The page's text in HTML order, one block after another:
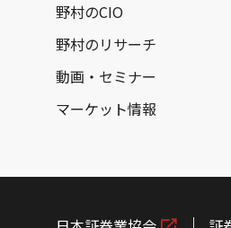
野村のCIO
野村のリサーチ
動画・セミナー
マーケット情報